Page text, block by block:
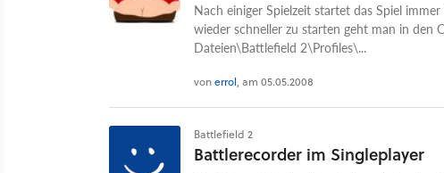
Nach einiger Spielzeit startet das Spiel
wieder schneller zu starten geht man in den
Dateien\Battlefield 2\Profiles\...
vonerrol, am 05.05.2008
Battlefield 2
Battlerecorder im Singleplayer